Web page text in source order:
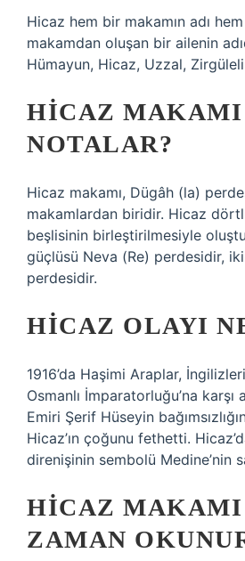
Hicaz hem bir makamın adı
makamdan oluşan bir ailenin
Hümayun, Hicaz, Uzzal, Zirgüleli
HICAZ
NOTALAR?
Hicaz makamı, Dügâh (la)
makamlardan biridir. Hicaz
beşlisinin birleştirilmesiyle
güçlüsü Neva (Re) perdesidir,
perdesidir.
HICAZ OLAYI
1916’da Haşimi Araplar,
Osmanlı İmparatorluğu’na karşı
Emiri Şerif Hüseyin
Hicaz’ın çoğunu fethetti.
direnişinin sembolü Medine’nin
HICAZ MAKAMI
ZAMAN